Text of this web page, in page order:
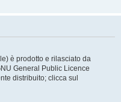
è prodotto e rilasciato da
General Public Licence
distribuito; clicca sul